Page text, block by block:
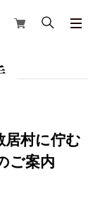
居村に佇む
ご案内